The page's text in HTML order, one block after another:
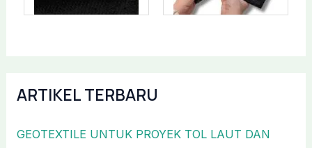
ARTIKEL TERBARU
GEOTEXTILE UNTUK PROYEK TOL LAUT DAN